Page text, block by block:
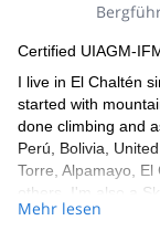
Certified UIAGM-
I live in El Chaltén
started with
done climbing and
Perú, Bolivia,
Torre, Alpamayo,
others. I'm also a
backcountry ski.
Mehr lesen